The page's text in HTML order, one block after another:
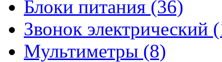
Блоки питания (36)
Звонок электрический
Мультиметры (8)